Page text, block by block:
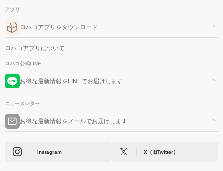
アプリ
ロハコアプリをダウンロード
ロハコアプリについて
ロハコ公式LINE
お得な最新情報をLINEでお届けします
ニュースレター
お得な最新情報をメールでお届けします
Instagram X（旧Twitter）